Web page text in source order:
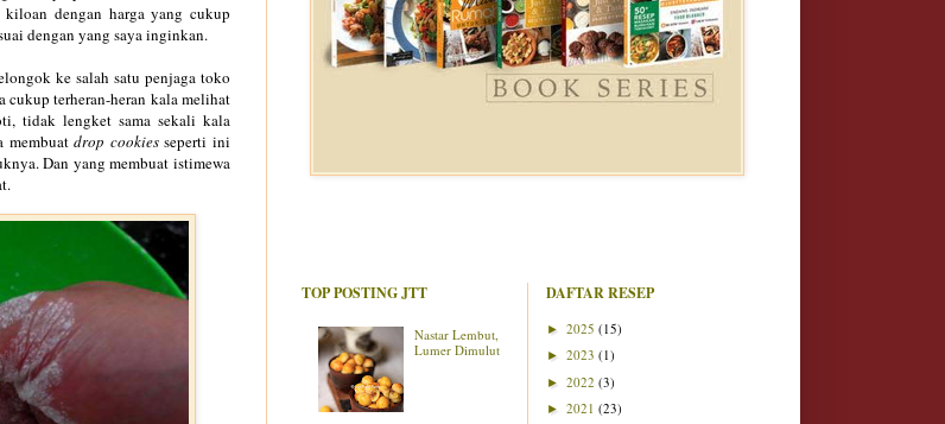
dengan harga yang cukup
dengan yang saya inginkan.
ke salah satu penjaga toko
cukup terheran-heran kala melihat
tidak lengket sama sekali kala
membuatdrop cookiesseperti ini
Dan yang membuat istimewa
TOP POSTING JTT
Nastar Lembut,
Lumer Dimulut
DAFTAR RESEP
► 2025 (15)
► 2023 (1)
► 2022 (3)
► 2021 (23)